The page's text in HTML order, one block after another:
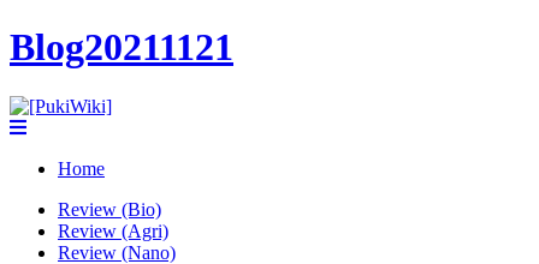
Blog20211121
Home
Review (Bio)
Review (Agri)
Review (Nano)